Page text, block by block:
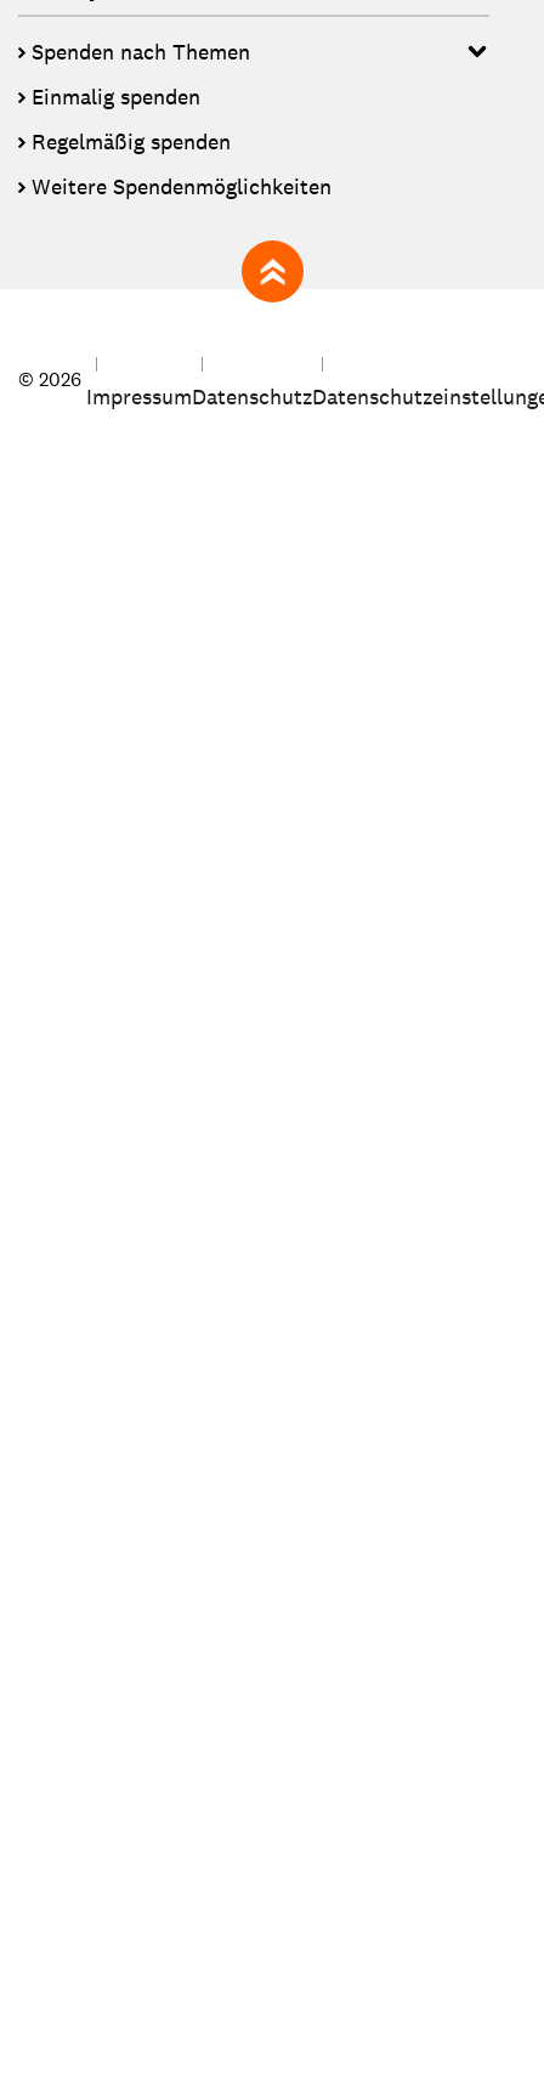
Spenden nach Themen
Einmalig spenden
Regelmäßig spenden
Weitere Spendenmöglichkeiten
zum Seitenanfang
© 2026
ImpressumDatenschutz